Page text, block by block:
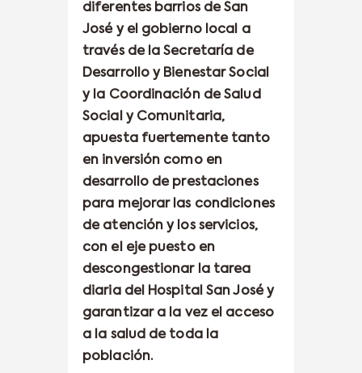
diferentes barrios de San
José y el gobierno local a
través de la Secretaría de
Desarrollo y Bienestar Social
y la Coordinación de Salud
Social y Comunitaria,
apuesta fuertemente tanto
en inversión como en
desarrollo de prestaciones
para mejorar las condiciones
de atención y los servicios,
con el eje puesto en
descongestionar la tarea
diaria del Hospital San José y
garantizar a la vez el acceso
a la salud de toda la
población.